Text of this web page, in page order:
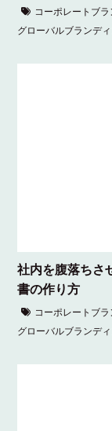
コーポレートブ
グローバルブランデ
社内を腹落ちさ
書の作り方
コーポレートブ
グローバルブランデ